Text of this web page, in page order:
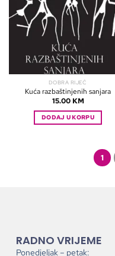
DOBRA RIJEČ
Kuća razbaštinjenih sanjara
15.00 KM
DODAJ U KORPU
1
RADNO VRIJEME
Ponedjeljak – petak: